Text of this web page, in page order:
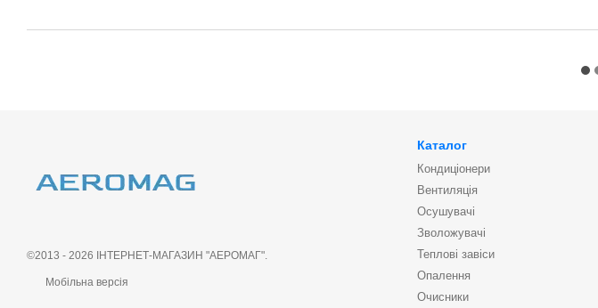
©2013 - 2026 ІНТЕРНЕТ-МАГАЗИН "АЕРОМАГ".
Мобільна версія
Каталог
Кондиціонери
Вентиляція
Осушувачі
Зволожувачі
Теплові завіси
Опалення
Очисники